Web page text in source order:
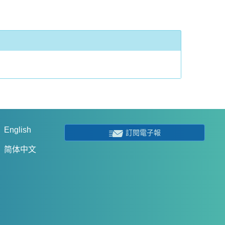
訂閱電子報
English
简体中文